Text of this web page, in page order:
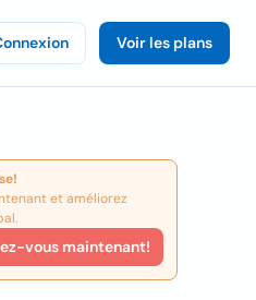
Voir les plans
et améliorez
vous maintenant!